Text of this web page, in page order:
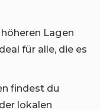
Lagen
für alle, die es
findest du
lokalen